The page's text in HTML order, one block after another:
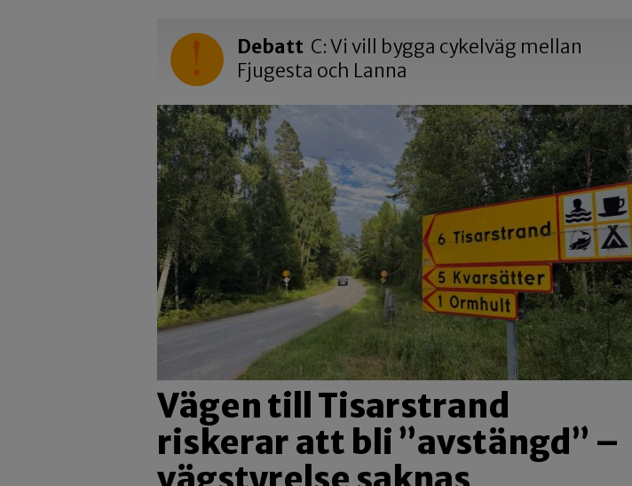
Debatt C: Vi vill bygga cykelväg mellan
Fjugesta och Lanna
Vägen till Tisarstrand
riskerar att bli ”avstängd” –